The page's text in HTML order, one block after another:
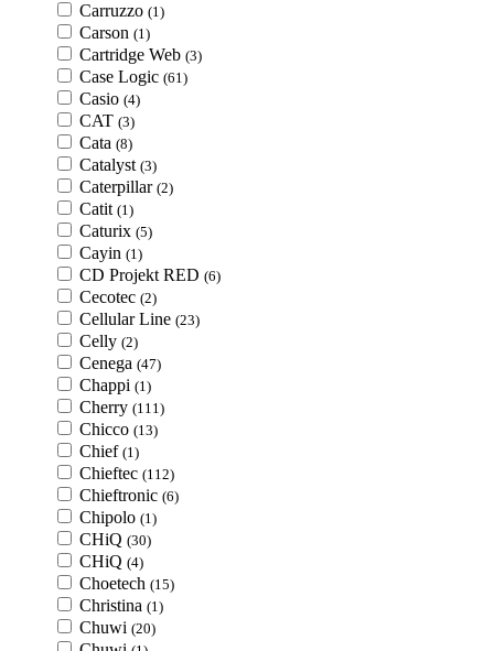
Carruzzo (1)
Carson (1)
Cartridge Web (3)
Case Logic (61)
Casio (4)
CAT (3)
Cata (8)
Catalyst (3)
Caterpillar (2)
Catit (1)
Caturix (5)
Cayin (1)
CD Projekt RED (6)
Cecotec (2)
Cellular Line (23)
Celly (2)
Cenega (47)
Chappi (1)
Cherry (111)
Chicco (13)
Chief (1)
Chieftec (112)
Chieftronic (6)
Chipolo (1)
CHiQ (30)
CHiQ (4)
Choetech (15)
Christina (1)
Chuwi (20)